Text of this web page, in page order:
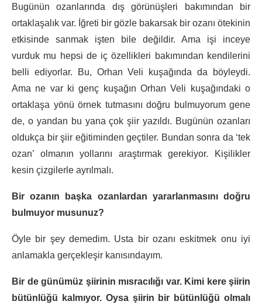
Bugünün ozanlarında dış görünüşleri bakımından bir
ortaklaşalık var. İğreti bir gözle bakarsak bir ozanı ötekinin
etkisinde sanmak işten bile değildir. Ama işi inceye
vurduk mu hepsi de iç özellikleri bakımından kendilerini
belli ediyorlar. Bu, Orhan Veli kuşağında da böyleydi.
Ama ne var ki genç kuşağın Orhan Veli kuşağındaki o
ortaklaşa yönü örnek tutmasını doğru bulmuyorum gene
de, o yandan bu yana çok şiir yazıldı. Bugünün ozanları
oldukça bir şiir eğitiminden geçtiler. Bundan sonra da ‘tek
ozan’ olmanın yollarını araştırmak gerekiyor. Kişilikler
kesin çizgilerle ayrılmalı.
Bir ozanın başka ozanlardan yararlanmasını doğru
bulmuyor musunuz?
Öyle bir şey demedim. Usta bir ozanı eskitmek onu iyi
anlamakla gerçekleşir kanısındayım.
Bir de günümüz şiirinin mısracılığı var. Kimi kere şiirin
bütünlüğü kalmıyor. Oysa şiirin bir bütünlüğü olmalı